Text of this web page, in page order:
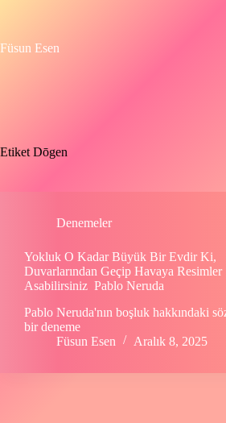
Füsun Esen
Etiket Dōgen
Denemeler
Yokluk O Kadar Büyük Bir Evdir Ki,
Duvarlarından Geçip Havaya Resimler
Asabilirsiniz Pablo Neruda
Pablo Neruda'nın boşluk hakkındaki
bir deneme
Füsun Esen
Aralık 8, 2025